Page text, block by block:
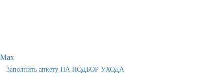
Max
Заполнить анкету НА ПОДБОР УХОДА